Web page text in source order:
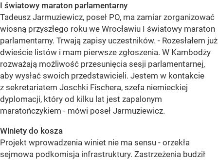
I światowy maraton parlamentarny
Tadeusz Jarmuziewicz, poseł PO, ma zamiar zorganizować
wiosną przyszłego roku we Wrocławiu I światowy maraton
parlamentarny. Trwają zapisy uczestników. - Rozesłałem już
dwieście listów i mam pierwsze zgłoszenia. W Kambodży
rozważają możliwość przesunięcia sesji parlamentarnej,
aby wysłać swoich przedstawicieli. Jestem w kontakcie
z sekretariatem Joschki Fischera, szefa niemieckiej
dyplomacji, który od kilku lat jest zapalonym
maratończykiem - mówi poseł Jarmuziewicz.
Winiety do kosza
Projekt wprowadzenia winiet nie ma sensu - orzekła
sejmowa podkomisja infrastruktury. Zastrzeżenia budził